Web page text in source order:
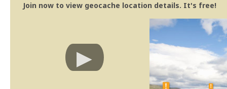
Join now to view geocache location details. It's free!